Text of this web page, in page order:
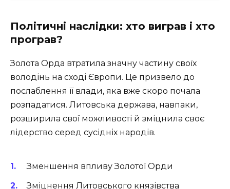
Політичні наслідки: хто виграв і хто
програв?
Золота Орда втратила значну частину своїх
володінь на сході Європи. Це призвело до
послаблення її влади, яка вже скоро почала
розпадатися. Литовська держава, навпаки,
розширила свої можливості й зміцнила своє
лідерство серед сусідніх народів.
Зменшення впливу Золотої Орди
Зміцнення Литовського князівства